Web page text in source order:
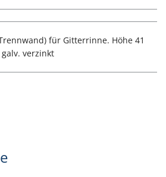
für Gitterrinne. Höhe 41
verzinkt